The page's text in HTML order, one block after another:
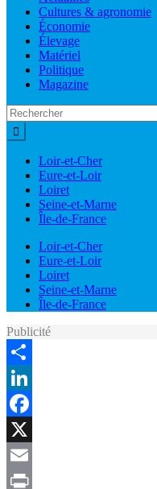
Cultures & agronomie
Économie
Élevage
Matériel
Politique
Magazine
Loir-et-Cher
Eure-et-Loir
Loiret
Seine-et-Marne
Île-de-France
Loir-et-Cher
Eure-et-Loir
Loiret
Seine-et-Marne
Île-de-France
Publicité
Share
LinkedIn
Facebook
X
Email